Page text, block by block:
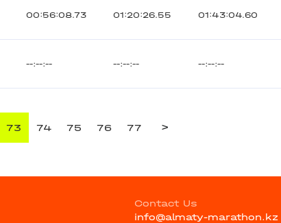
00:56:08.73 01:20:26.55 01:43:04.60
--:--:-- --:--:-- --:--:--
73 74 75 76 77 >
Contact Us
info@almaty-marathon.kz